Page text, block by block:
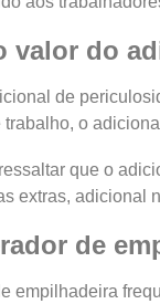
valor do
de
trabalho, o
que o
extras, adicional
de
empilhadeira